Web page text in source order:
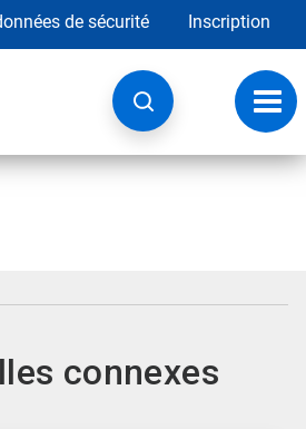
de sécurité Inscription
la
connexes